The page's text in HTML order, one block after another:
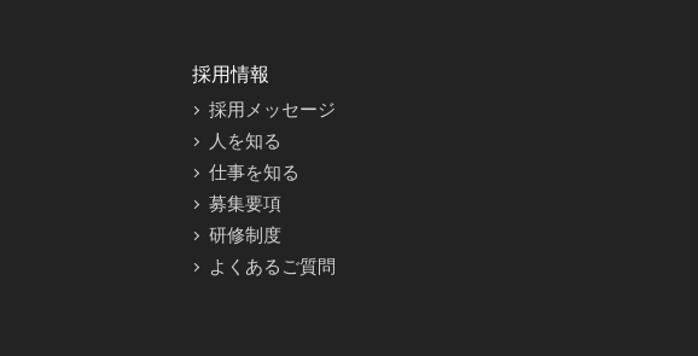
採用情報
採用メッセージ
人を知る
仕事を知る
募集要項
研修制度
よくあるご質問